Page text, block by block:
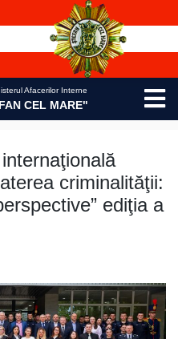
Afacerilor Interne
CEL MARE"
criminalităţii:
ediţia a